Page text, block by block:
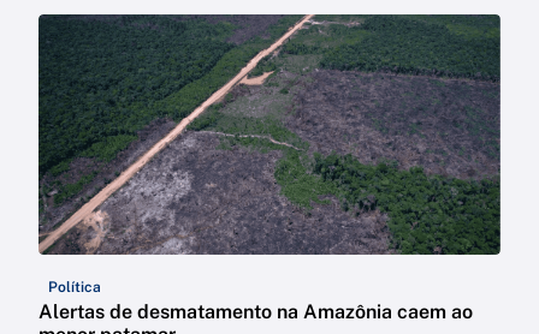
Política
Alertas de desmatamento na Amazônia caem ao